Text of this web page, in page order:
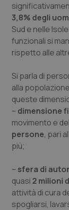
Puglia
Sardegna
Toscana
Umbria
Veneto
Malattie
Malattia
Obesità
3,8% degli
Sud e nelle
funzionali si
rispetto alle
Si parla di
alla
queste
– dimensione
movimento e
persone, pari
più;
– sfera di
quasi 2 milioni
attività di cura
spogliarsi,